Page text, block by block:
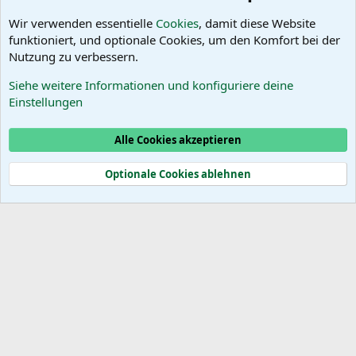
Facebook-Gruppe "Urlaub in
Portugal"
Das PortugalForum ohne
Community platform by XenForo® © 2010-2025 XenForo Ltd.
Wir verwenden essentielle Cookies, damit diese Website
funktioniert, und optionale Cookies, um den Komfort bei der
Nutzung zu verbessern.
Siehe weitere Informationen und konfiguriere deine
Einstellungen
Alle Cookies akzeptieren
Optionale Cookies ablehnen